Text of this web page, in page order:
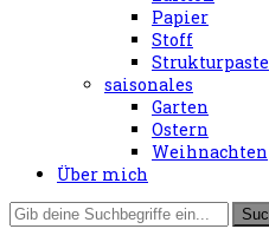
Papier
Stoff
Strukturpaste
saisonales
Garten
Ostern
Weihnachten
Über mich